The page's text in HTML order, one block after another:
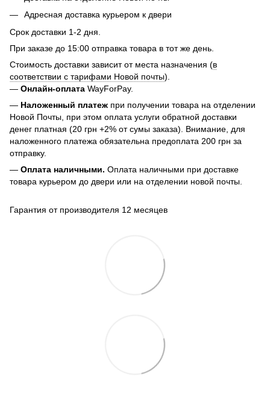
Адресная доставка курьером к двери
Срок доставки 1-2 дня.
При заказе до 15:00 отправка товара в тот же день.
Стоимость доставки зависит от места назначения (в
соответствии с тарифами Новой почты).
— Онлайн-оплата WayForPay.
— Наложенный платеж при получении товара на отделении
Новой Почты, при этом оплата услуги обратной доставки
денег платная (20 грн +2% от сумы заказа). Внимание, для
наложенного платежа обязательна предоплата 200 грн за
отправку.
— Оплата наличными. Оплата наличными при доставке
товара курьером до двери или на отделении новой почты.
Гарантия от производителя 12 месяцев